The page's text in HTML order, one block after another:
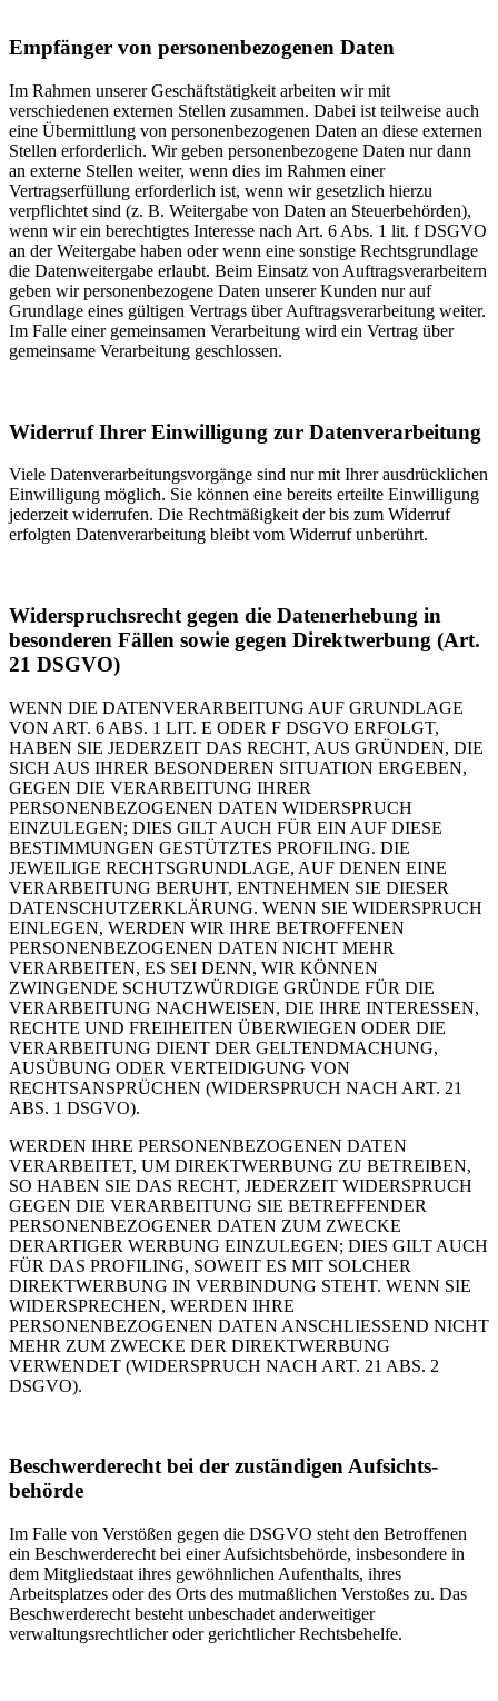
Empfänger von personenbezogenen Daten
Im Rahmen unserer Geschäftstätigkeit arbeiten wir mit
verschiedenen externen Stellen zusammen. Dabei ist teilweise auch
eine Übermittlung von personenbezogenen Daten an diese externen
Stellen erforderlich. Wir geben personenbezogene Daten nur dann
an externe Stellen weiter, wenn dies im Rahmen einer
Vertragserfüllung erforderlich ist, wenn wir gesetzlich hierzu
verpflichtet sind (z. B. Weitergabe von Daten an Steuerbehörden),
wenn wir ein berechtigtes Interesse nach Art. 6 Abs. 1 lit. f DSGVO
an der Weitergabe haben oder wenn eine sonstige Rechtsgrundlage
die Datenweitergabe erlaubt. Beim Einsatz von Auftragsverarbeitern
geben wir personenbezogene Daten unserer Kunden nur auf
Grundlage eines gültigen Vertrags über Auftragsverarbeitung weiter.
Im Falle einer gemeinsamen Verarbeitung wird ein Vertrag über
gemeinsame Verarbeitung geschlossen.
Widerruf Ihrer Einwilligung zur Datenverarbeitung
Viele Datenverarbeitungsvorgänge sind nur mit Ihrer ausdrücklichen
Einwilligung möglich. Sie können eine bereits erteilte Einwilligung
jederzeit widerrufen. Die Rechtmäßigkeit der bis zum Widerruf
erfolgten Datenverarbeitung bleibt vom Widerruf unberührt.
Widerspruchsrecht gegen die Datenerhebung in
besonderen Fällen sowie gegen Direktwerbung (Art.
21 DSGVO)
WENN DIE DATENVERARBEITUNG AUF GRUNDLAGE
VON ART. 6 ABS. 1 LIT. E ODER F DSGVO ERFOLGT,
HABEN SIE JEDERZEIT DAS RECHT, AUS GRÜNDEN, DIE
SICH AUS IHRER BESONDEREN SITUATION ERGEBEN,
GEGEN DIE VERARBEITUNG IHRER
PERSONENBEZOGENEN DATEN WIDERSPRUCH
EINZULEGEN; DIES GILT AUCH FÜR EIN AUF DIESE
BESTIMMUNGEN GESTÜTZTES PROFILING. DIE
JEWEILIGE RECHTSGRUNDLAGE, AUF DENEN EINE
VERARBEITUNG BERUHT, ENTNEHMEN SIE DIESER
DATENSCHUTZERKLÄRUNG. WENN SIE WIDERSPRUCH
EINLEGEN, WERDEN WIR IHRE BETROFFENEN
PERSONENBEZOGENEN DATEN NICHT MEHR
VERARBEITEN, ES SEI DENN, WIR KÖNNEN
ZWINGENDE SCHUTZWÜRDIGE GRÜNDE FÜR DIE
VERARBEITUNG NACHWEISEN, DIE IHRE INTERESSEN,
RECHTE UND FREIHEITEN ÜBERWIEGEN ODER DIE
VERARBEITUNG DIENT DER GELTENDMACHUNG,
AUSÜBUNG ODER VERTEIDIGUNG VON
RECHTSANSPRÜCHEN (WIDERSPRUCH NACH ART. 21
ABS. 1 DSGVO).
WERDEN IHRE PERSONENBEZOGENEN DATEN
VERARBEITET, UM DIREKTWERBUNG ZU BETREIBEN,
SO HABEN SIE DAS RECHT, JEDERZEIT WIDERSPRUCH
GEGEN DIE VERARBEITUNG SIE BETREFFENDER
PERSONENBEZOGENER DATEN ZUM ZWECKE
DERARTIGER WERBUNG EINZULEGEN; DIES GILT AUCH
FÜR DAS PROFILING, SOWEIT ES MIT SOLCHER
DIREKTWERBUNG IN VERBINDUNG STEHT. WENN SIE
WIDERSPRECHEN, WERDEN IHRE
PERSONENBEZOGENEN DATEN ANSCHLIESSEND NICHT
MEHR ZUM ZWECKE DER DIREKTWERBUNG
VERWENDET (WIDERSPRUCH NACH ART. 21 ABS. 2
DSGVO).
Beschwerde­recht bei der zuständigen Aufsichts­
behörde
Im Falle von Verstößen gegen die DSGVO steht den Betroffenen
ein Beschwerderecht bei einer Aufsichtsbehörde, insbesondere in
dem Mitgliedstaat ihres gewöhnlichen Aufenthalts, ihres
Arbeitsplatzes oder des Orts des mutmaßlichen Verstoßes zu. Das
Beschwerderecht besteht unbeschadet anderweitiger
verwaltungsrechtlicher oder gerichtlicher Rechtsbehelfe.